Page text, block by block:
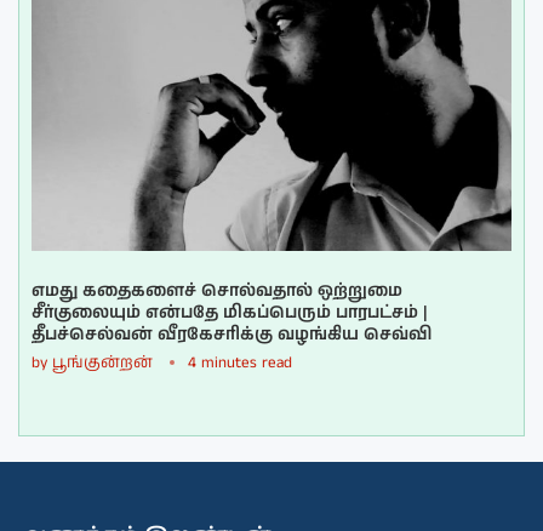
எமது கதைகளைச் சொல்வதால் ஒற்றுமை
சீர்குலையும் என்பதே மிகப்பெரும் பாரபட்சம் |
தீபச்செல்வன் வீரகேசரிக்கு வழங்கிய செவ்வி
by பூங்குன்றன் 4 minutes read